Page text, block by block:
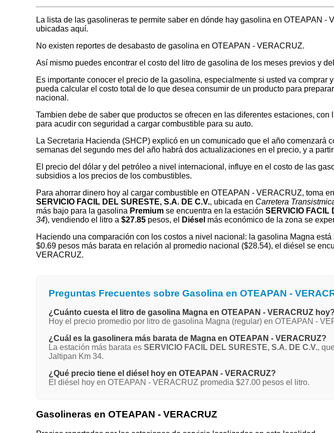
La lista de las gasolineras te permite saber en dónde hay gasolina en OTEAPAN
ubicadas aquí.
No existen reportes de desabasto de gasolina en OTEAPAN - VERACRUZ.
Así mismo puedes encontrar el costo del litro de gasolina de los meses previos y
Es importante conocer el precio de la gasolina, especialmente si usted va
pueda calcular el costo total de lo que desea consumir de un producto para
nacional.
Tambien debe de saber que productos se ofrecen en las diferentes estaciones,
para acudir con seguridad a cargar combustible para su auto.
La Secretaria Hacienda (SHCP) explicó en un comunicado que el año comenzará
semanas del segundo mes del año habrá dos actualizaciones en el precio, y a
El precio del dólar y del petróleo a nivel internacional, influye en el costo de las
subsidios a los precios de los combustibles.
Para ahorrar dinero hoy al cargar combustible en OTEAPAN - VERACRUZ, toma
SERVICIO FACIL DEL SURESTE, S.A. DE C.V., ubicada en Carretera
más bajo para la gasolina Premium se encuentra en la estación SERVICIO FACIL
34), vendiendo el litro a $27.85 pesos, el Diésel más económico de la zona se
Haciendo una comparación con los costos a nivel nacional: la gasolina Magna
$0.69 pesos más barata en relación al promedio nacional ($28.54), el diésel se
VERACRUZ.
Preguntas Frecuentes sobre Gasolina en OTEAPAN -
¿Cuánto cuesta el litro de gasolina Magna en OTEAPAN - VERACRUZ hoy?
Hoy el precio promedio por litro de gasolina Magna (regular) en OTEAPAN -
¿Cuál es la gasolinera más barata de Magna en OTEAPAN - VERACRUZ?
La estación más barata es SERVICIO FACIL DEL SURESTE, S.A. DE C.V.,
Jaltipan Km 34.
¿Qué precio tiene el diésel hoy en OTEAPAN - VERACRUZ?
El diésel hoy en OTEAPAN - VERACRUZ promedia $27.00 pesos el litro.
Gasolineras en OTEAPAN - VERACRUZ